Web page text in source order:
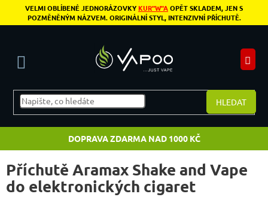
Přejít na obsah
VELMI OBLÍBENÉ JEDNORÁZOVKYKUR"W"AOPĚT SKLADEM, JEN S
POZMĚNĚNÝM NÁZVEM. ORIGINÁLNÍ STYL, INTENZIVNÍ PŘÍCHUTĚ.
HLEDAT
DOPRAVA ZDARMA NAD 1000 KČ
Příchutě Aramax Shake and Vape
do elektronických cigaret